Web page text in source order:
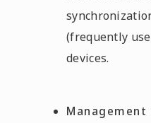
(frequently
devices.